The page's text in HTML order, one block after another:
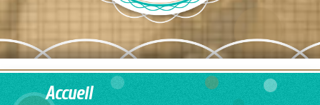
Accueil